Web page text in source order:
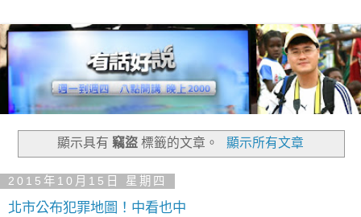
顯示具有 竊盜標籤的文章。 顯示所有文章
2015年10月15日 星期四
北市公布犯罪地圖！中看也中